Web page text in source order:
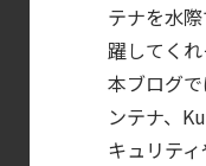
テナを水
躍してくれ
本ブログ
ンテナ、
キュリテ